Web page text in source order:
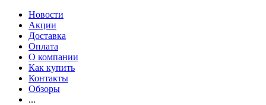
Новости
Акции
Доставка
Оплата
О компании
Как купить
Контакты
Обзоры
...